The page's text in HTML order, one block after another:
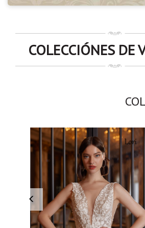
COLECCIÓNES DE